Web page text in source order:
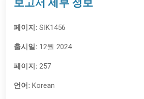
보고서 세부 정보
페이지: SIK1456
출시일: 12월 2024
페이지: 257
언어: Korean